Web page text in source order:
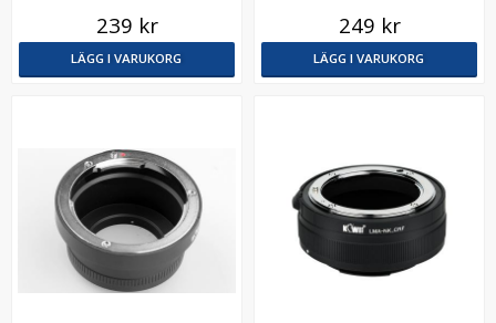
Step Down Ring 55 - 52mm - Gör filtergängan mindre
239 kr
LÄGG I VARUKORG
249 kr
LÄGG I VARUKORG